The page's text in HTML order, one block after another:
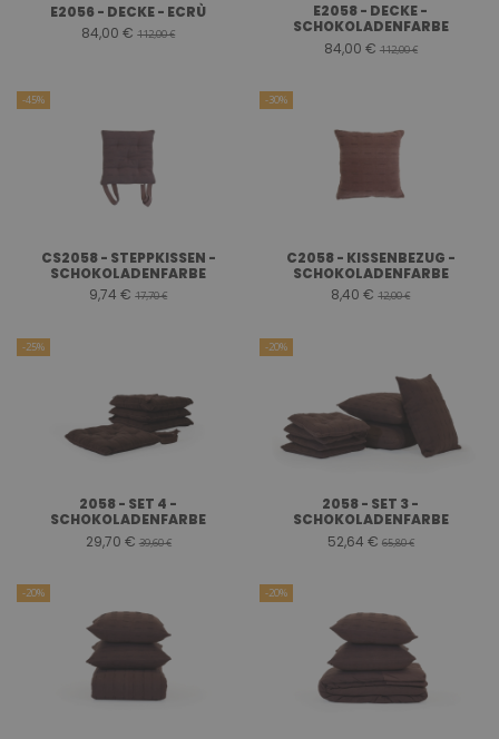
E2056 - DECKE - ECRÙ
84,00 € 112,00 €
E2058 - DECKE -
SCHOKOLADENFARBE
84,00 € 112,00 €
-45%
CS2058 - STEPPKISSEN -
SCHOKOLADENFARBE
9,74 € 17,70 €
-30%
C2058 - KISSENBEZUG -
SCHOKOLADENFARBE
8,40 € 12,00 €
-25%
2058 - SET 4 -
SCHOKOLADENFARBE
29,70 € 39,60 €
-20%
2058 - SET 3 -
SCHOKOLADENFARBE
52,64 € 65,80 €
-20% -20%